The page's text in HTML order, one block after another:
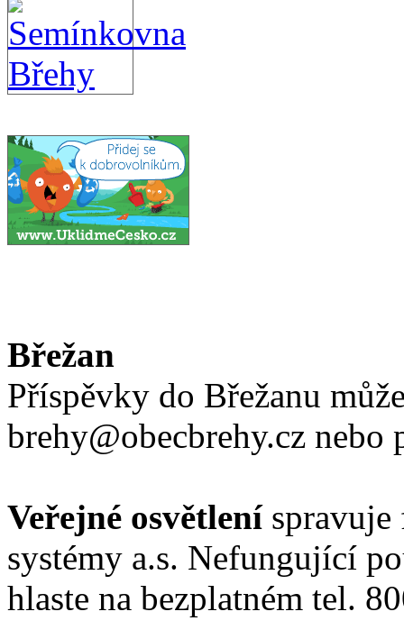
Břežan
Příspěvky do Břežanu
brehy@obecbrehy.cz nebo
Veřejné osvětleníspravuje
systémy a.s. Nefungující
hlaste na bezplatném tel.